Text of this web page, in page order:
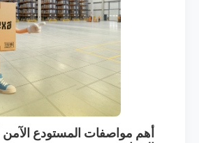
أهم مواصفات المستودع الآمن